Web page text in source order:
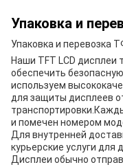
Упаковка и
Упаковка и перевозка
Наши TFT LCD дисплеи
обеспечить
используем
для защиты дисплеев
и помечен номером
Для внутренней
курьерские услуги для
Дисплеи обычно